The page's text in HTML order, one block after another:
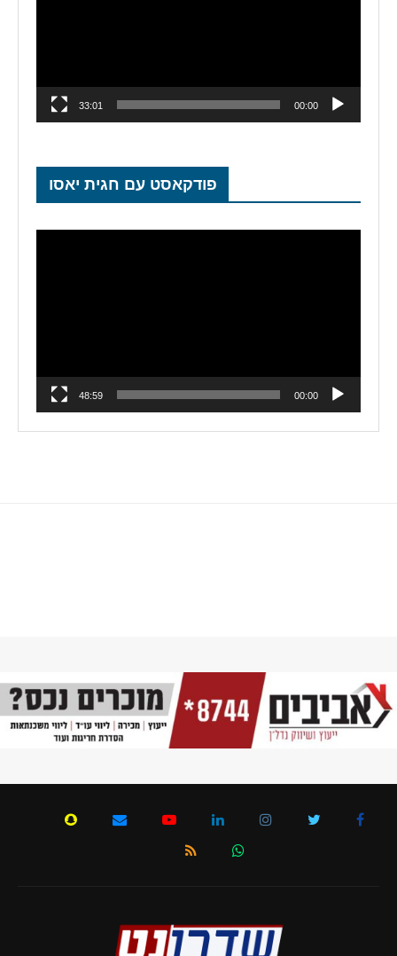
00:00
33:01
פודקאסט עם חגית יאסו
00:00
48:59